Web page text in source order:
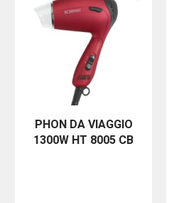
PHON DA VIAGGIO
1300W HT 8005 CB